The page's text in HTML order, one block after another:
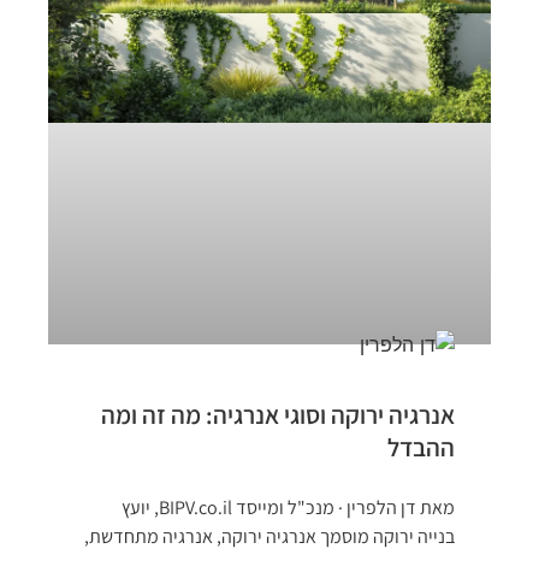
אנרגיה ירוקה וסוגי אנרגיה: מה זה ומה
ההבדל
מאת דן הלפרין · מנכ"ל ומייסד BIPV.co.il, יועץ
בנייה ירוקה מוסמך אנרגיה ירוקה, אנרגיה מתחדשת,